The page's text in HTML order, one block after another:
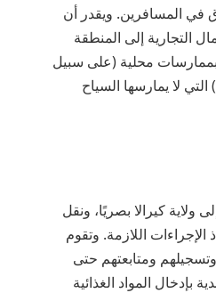
في المسافرين. ويقدر أن
التجارية إلى المنطقة
محلية (على سبيل
لا يمارسها السياح
كيرالا بصريًا، ونقل
اللازمة. وتقوم
ومتابعتهم حتى
بإدخال المواد الغذائية